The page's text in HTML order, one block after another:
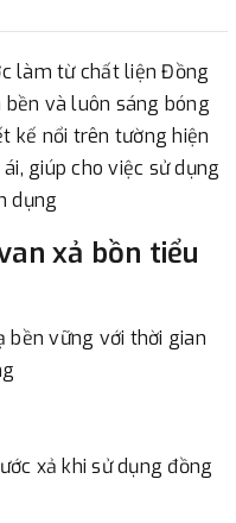
: 23 phố Cát Linh,
Nội.
địa điểm thanh toán
nội thành Hà Nội.
sách vận chuyển
khi giao hàng.
chuyển tiền của quý
hàng theo yêu cầu.
làm từ chất liện Đồng
và luôn sáng bóng
kế nổi trên tường hiện
giúp cho việc sử dụng
dụng
xả bồn tiểu
bền vững với thời gian
xả khi sử dụng đồng